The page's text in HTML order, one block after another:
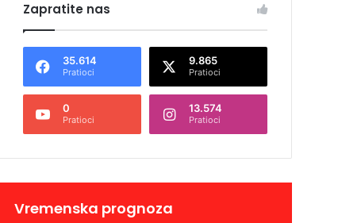
Zapratite nas
35.614
Pratioci
9.865
Pratioci
0
Pratioci
13.574
Pratioci
Vremenska prognoza